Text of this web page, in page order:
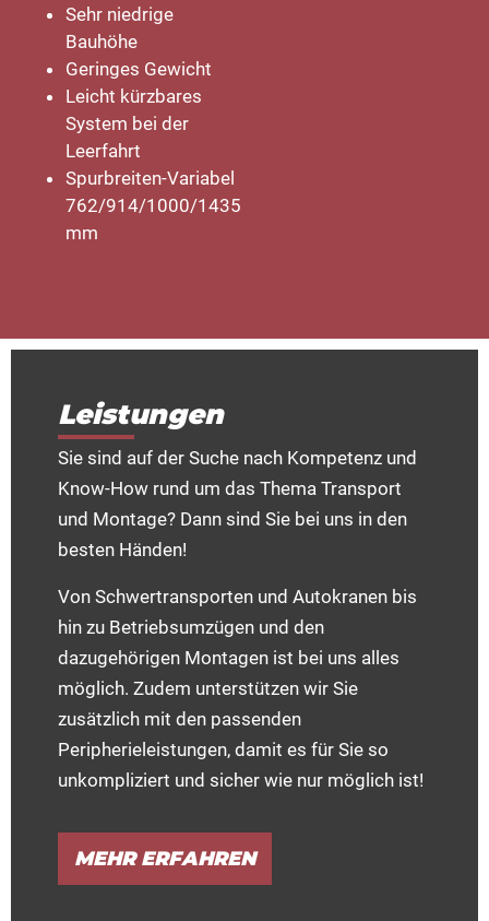
Sehr niedrige
Bauhöhe
Geringes Gewicht
Leicht kürzbares
System bei der
Leerfahrt
Spurbreiten-Variabel
762/914/1000/1435
mm
Leistungen
Sie sind auf der Suche nach Kompetenz und
Know-How rund um das Thema Transport
und Montage? Dann sind Sie bei uns in den
besten Händen!
Von Schwertransporten und Autokranen bis
hin zu Betriebsumzügen und den
dazugehörigen Montagen ist bei uns alles
möglich. Zudem unterstützen wir Sie
zusätzlich mit den passenden
Peripherieleistungen, damit es für Sie so
unkompliziert und sicher wie nur möglich ist!
MEHR ERFAHREN